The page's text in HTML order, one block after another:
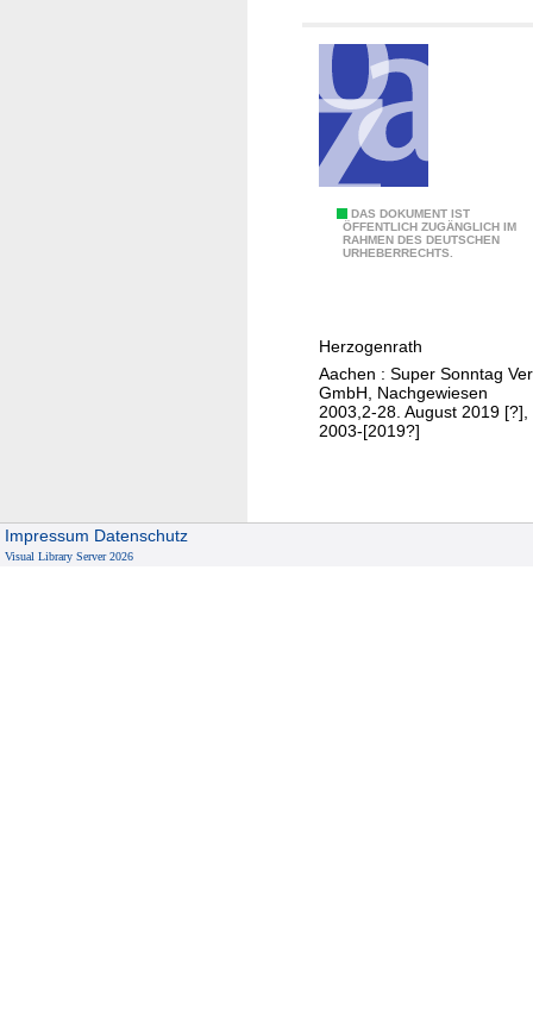
o
g
e
n
DAS DOKUMENT IST
ÖFFENTLICH ZUGÄNGLICH IM
RAHMEN DES DEUTSCHEN
URHEBERRECHTS.
p
u
n
k
e
Herzogenrath
Aachen : Super Sonntag
GmbH, Nachgewiesen
2003,2-28. August 2019 [?],
2003-[2019?]
Impressum Datenschutz
Visual Library Server 2026